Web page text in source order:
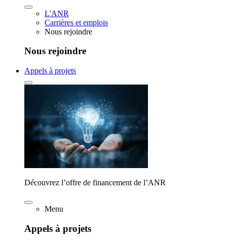
L'ANR
Carrières et emplois
Nous rejoindre
Nous rejoindre
Appels à projets
Découvrez l’offre de financement de l’ANR
Menu
Appels à projets